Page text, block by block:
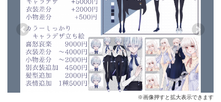
Previous Next
※画像押すと拡大表示できます